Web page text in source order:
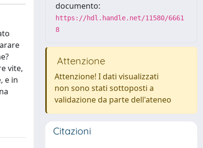
vite,
e in
documento:
https://hdl.handle.net/11580/6661
8
Attenzione
Attenzione! I dati visualizzati
non sono stati sottoposti a
validazione da parte dell'ateneo
Citazioni